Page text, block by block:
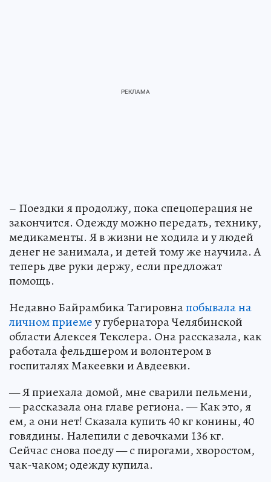
– Поездки я продолжу, пока спецоперация не
закончится. Одежду можно передать, технику,
медикаменты. Я в жизни не ходила и у людей
денег не занимала, и детей тому же научила. А
теперь две руки держу, если предложат
помощь.
Недавно Байрамбика Тагировнапобывала на
личном приемеу губернатора Челябинской
области Алексея Текслера. Она рассказала, как
работала фельдшером и волонтером в
госпиталях Макеевки и Авдеевки.
— Я приехала домой, мне сварили пельмени,
— рассказала она главе региона. — Как это, я
ем, а они нет! Сказала купить 40 кг конины, 40
говядины. Налепили с девочками 136 кг.
Сейчас снова поеду — с пирогами, хворостом,
чак-чаком; одежду купила.